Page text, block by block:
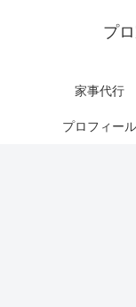
プ
家事代行
プロフィール